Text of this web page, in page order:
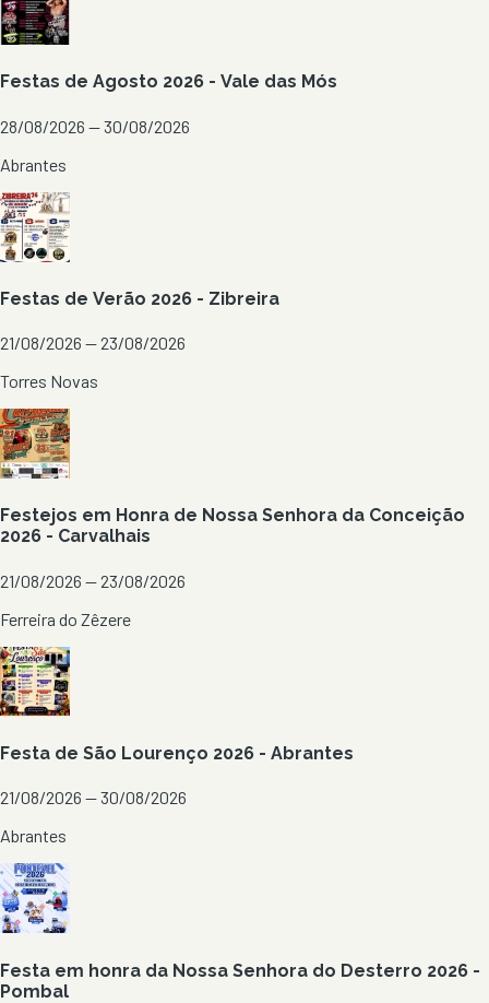
Festas de Agosto 2026 - Vale das Mós
28/08/2026 — 30/08/2026
Abrantes
Festas de Verão 2026 - Zibreira
21/08/2026 — 23/08/2026
Torres Novas
Festejos em Honra de Nossa Senhora da Conceição
2026 - Carvalhais
21/08/2026 — 23/08/2026
Ferreira do Zêzere
Festa de São Lourenço 2026 - Abrantes
21/08/2026 — 30/08/2026
Abrantes
Festa em honra da Nossa Senhora do Desterro 2026 -
Pombal